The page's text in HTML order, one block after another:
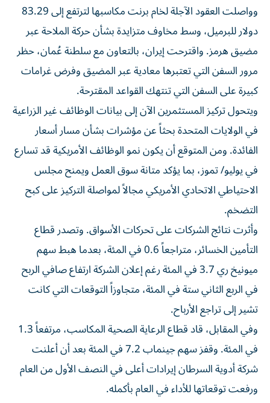
وواصلت العقود الآجلة لخام برنت مكاسبها لترتفع إلى 83.29
دولار للبرميل، وسط مخاوف متزايدة بشأن حركة الملاحة عبر
مضيق هرمز. واقترحت إيران، بالتعاون مع ​سلطنة عُمان، حظر
مرور السفن التي تعتبرها معادية عبر ‌المضيق وفرض غرامات
كبيرة على السفن التي تنتهك القواعد المقترحة.
ويتحول تركيز المستثمرين الآن إلى بيانات الوظائف غير الزراعية
في الولايات ⁠المتحدة بحثاً عن مؤشرات بشأن مسار أسعار
الفائدة. ومن المتوقع أن يكون نمو الوظائف الأمريكية قد تسارع
في يوليو/ تموز، بما ​يؤكد متانة ‌سوق العمل ويمنح مجلس
الاحتياطي الاتحادي الأمريكي مجالاً ‌لمواصلة التركيز على كبح
التضخم.
وأثرت نتائج الشركات على تحركات الأسواق. وتصدر قطاع
التأمين الخسائر، متراجعاً 0.6 في المئة، بعدما هبط سهم
‌ميونيخ ري 3.7 ‌في المئة رغم إعلان الشركة ارتفاع ⁠صافي الربح
في الربع الثاني ستة في المئة، متجاوزاً ‌التوقعات التي كانت
تشير إلى تراجع الأرباح.
وفي المقابل، قاد قطاع الرعاية الصحية المكاسب، مرتفعاً 1.3
في المئة. ⁠وقفز سهم جينماب 7.2 في المئة بعد أن ​أعلنت
شركة أدوية السرطان إيرادات أعلى في النصف الأول من العام
ورفعت توقعاتها للأداء في العام بأكمله.